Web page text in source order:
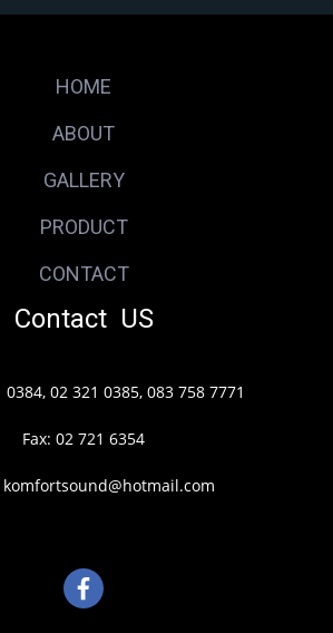
HOME
ABOUT
GALLERY
PRODUCT
CONTACT
Contact US
0384, 02 321 0385, 083 758 7771
Fax: 02 721 6354
komfortsound@hotmail.com